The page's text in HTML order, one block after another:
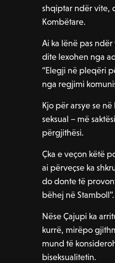
shqiptar ndër vite,
Kombëtare.
Ai ka lënë pas
dite lexohen nga
“Elegji në pleqëri
nga regjimi
Kjo për arsye se
seksual – më
përgjithësi.
Çka e veçon këtë
ai përveçse ka
do donte të
bëhej në Stamboll”.
Nëse Çajupi ka
kurrë, mirëpo
mund të
biseksualitetin.